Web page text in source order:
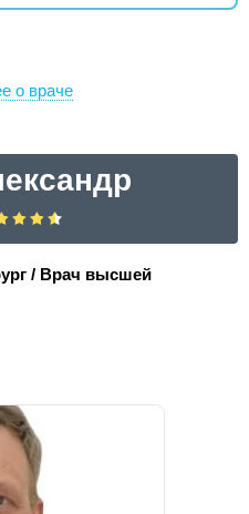
о враче
/ Врач высшей